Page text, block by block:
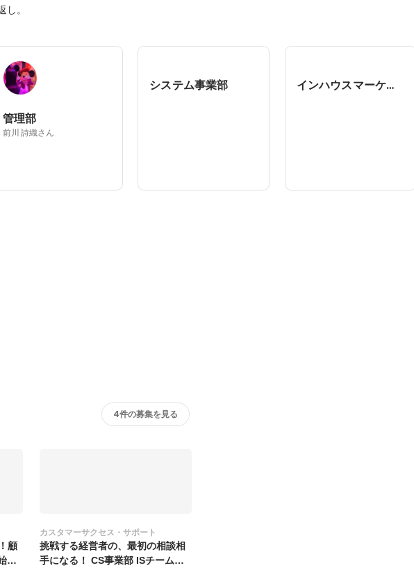
。
管理部
前川 詩織さん
システム事業部 インハウスマーケティング事業部
4件の募集を見る
顧
め
カスタマーサクセス・サポート
挑戦する経営者の、最初の相談相
手になる！ CS事業部 ISチーム募